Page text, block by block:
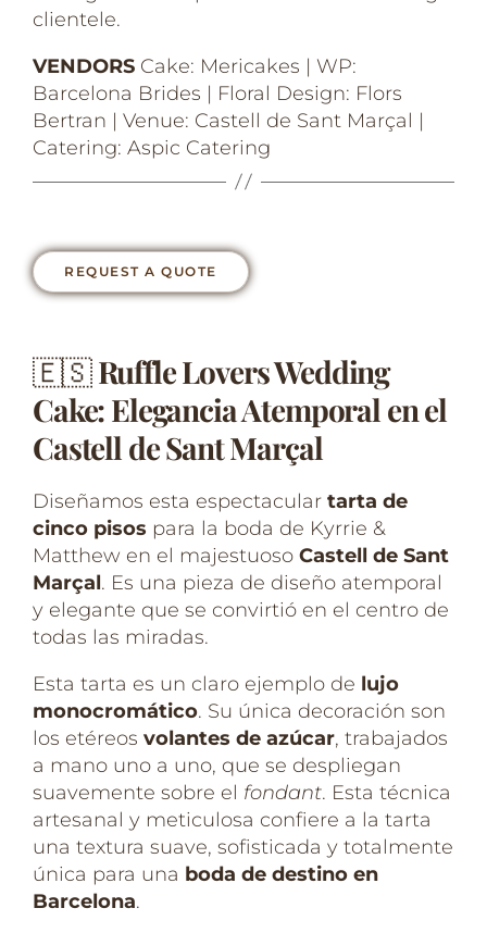
clientele.
VENDORS Cake: Mericakes | WP:
Barcelona Brides | Floral Design: Flors
Bertran | Venue: Castell de Sant Marçal |
Catering: Aspic Catering
REQUEST A QUOTE
🇪🇸Ruffle Lovers Wedding
Cake: Elegancia Atemporal en el
Castell de Sant Marçal
Diseñamos esta espectacular tarta de
cinco pisos para la boda de Kyrrie &
Matthew en el majestuoso Castell de Sant
Marçal. Es una pieza de diseño atemporal
y elegante que se convirtió en el centro de
todas las miradas.
Esta tarta es un claro ejemplo de lujo
monocromático. Su única decoración son
los etéreos volantes de azúcar, trabajados
a mano uno a uno, que se despliegan
suavemente sobre el fondant. Esta técnica
artesanal y meticulosa confiere a la tarta
una textura suave, sofisticada y totalmente
única para una boda de destino en
Barcelona.